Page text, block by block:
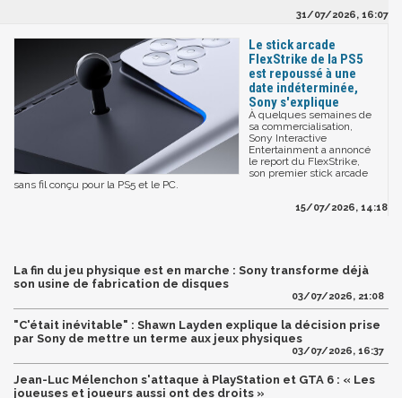
31/07/2026, 16:07
Le stick arcade
FlexStrike de la PS5
est repoussé à une
date indéterminée,
Sony s'explique
À quelques semaines de
sa commercialisation,
Sony Interactive
Entertainment a annoncé
le report du FlexStrike,
son premier stick arcade
sans fil conçu pour la PS5 et le PC.
15/07/2026, 14:18
La fin du jeu physique est en marche : Sony transforme déjà
son usine de fabrication de disques
03/07/2026, 21:08
"C'était inévitable" : Shawn Layden explique la décision prise
par Sony de mettre un terme aux jeux physiques
03/07/2026, 16:37
Jean-Luc Mélenchon s'attaque à PlayStation et GTA 6 : « Les
joueuses et joueurs aussi ont des droits »